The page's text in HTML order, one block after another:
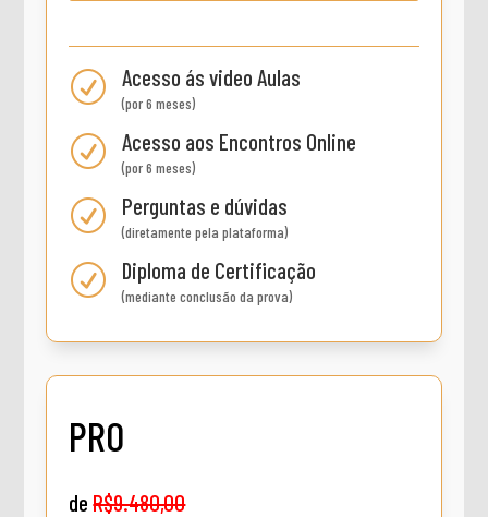
R Acesso ás video Aulas
(por 6 meses)
R Acesso aos Encontros Online
(por 6 meses)
R Perguntas e dúvidas
(diretamente pela plataforma)
R Diploma de Certificação
(mediante conclusão da prova)
PRO
deR$9.480,00